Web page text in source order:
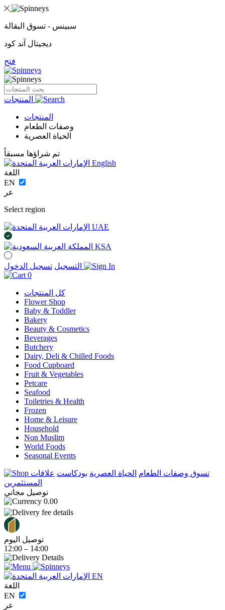
سبينس - تسوق البقالة
ديجيتال آند كود
فتح
المنتجات
المنتجات
وصفات الطعام
الحياة العصرية
تم شراؤها مسبقاً
English
اللغة
EN
عر
Select region
UAE
KSA
التسجيل
0
كل المنتجات
Flower Shop
Baby & Toddler
Bakery
Beauty & Cosmetics
Beverages
Butchery
Dairy, Deli & Chilled Foods
Food Cupboard
Fruit & Vegetables
Petcare
Seafood
Toiletries & Health
Frozen
Home & Leisure
Household
Non Muslim
World Foods
Seasonal Events
تسوق وصفات الطعام الحياة العصرية بودكاست علاقات
المستثمرين
توصيل مجاني
0.00
توصيل اليوم
12:00 – 14:00
EN
اللغة
EN
عر